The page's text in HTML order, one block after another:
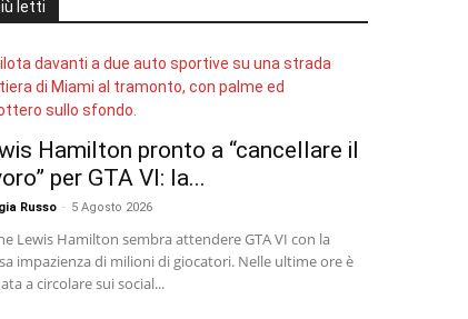
letti
Hamilton pronto a “cancellare il
per GTA VI: la...
Russo - 5 Agosto 2026
Lewis Hamilton sembra attendere GTA VI con la
impazienza di milioni di giocatori. Nelle ultime ore è
a circolare sui social...